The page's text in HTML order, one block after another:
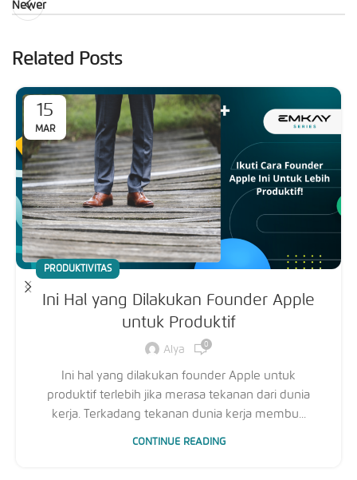
Newer
Related Posts
15
MAR
PRODUKTIVITAS
Ini Hal yang Dilakukan Founder Apple
untuk Produktif
Alya 0
Ini hal yang dilakukan founder Apple untuk
produktif terlebih jika merasa tekanan dari dunia
kerja. Terkadang tekanan dunia kerja membu...
CONTINUE READING